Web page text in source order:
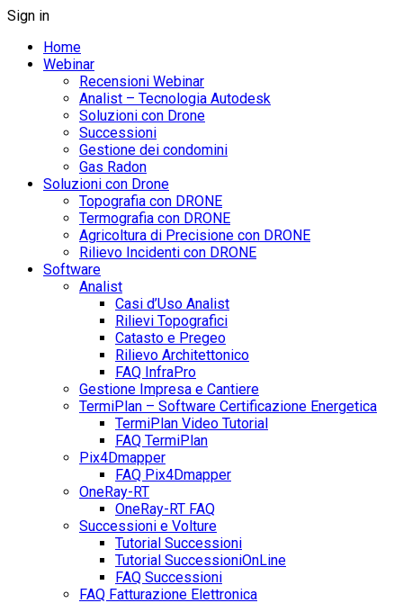
Sign in
Home
Webinar
Recensioni Webinar
Analist – Tecnologia Autodesk
Soluzioni con Drone
Successioni
Gestione dei condomini
Gas Radon
Soluzioni con Drone
Topografia con DRONE
Termografia con DRONE
Agricoltura di Precisione con DRONE
Rilievo Incidenti con DRONE
Software
Analist
Casi d’Uso Analist
Rilievi Topografici
Catasto e Pregeo
Rilievo Architettonico
FAQ InfraPro
Gestione Impresa e Cantiere
TermiPlan – Software Certificazione Energetica
TermiPlan Video Tutorial
FAQ TermiPlan
Pix4Dmapper
FAQ Pix4Dmapper
OneRay-RT
OneRay-RT FAQ
Successioni e Volture
Tutorial Successioni
Tutorial SuccessioniOnLine
FAQ Successioni
FAQ Fatturazione Elettronica